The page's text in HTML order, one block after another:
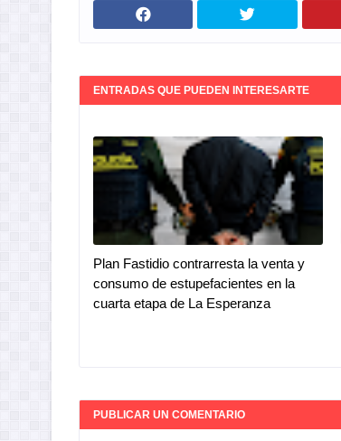
ENTRADAS QUE PUEDEN INTERESARTE
Plan Fastidio contrarresta la venta y
consumo de estupefacientes en la
cuarta etapa de La Esperanza
PUBLICAR UN COMENTARIO